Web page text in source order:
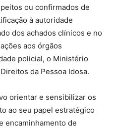
ou confirmados de
à autoridade
dos achados clínicos e no
aos órgãos
policial, o Ministério
da Pessoa Idosa.
orientar e sensibilizar os
ao seu papel estratégico
encaminhamento de